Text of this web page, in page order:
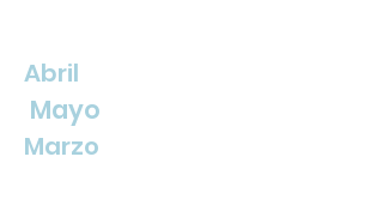
Abril
Mayo
Marzo